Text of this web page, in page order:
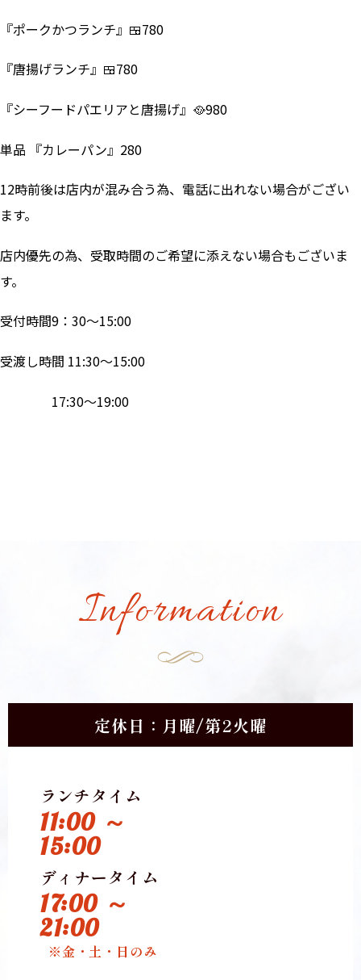
『ポークかつランチ』🍱780
『唐揚げランチ』🍱780
『シーフードパエリアと唐揚げ』🥘980
単品 『カレーパン』280
12時前後は店内が混み合う為、電話に出れない場合がござい
ます。
店内優先の為、受取時間のご希望に添えない場合もございま
す。
受付時間9：30～15:00
受渡し時間 11:30～15:00
17:30～19:00
Information
定休日：月曜/第2火曜
ランチタイム
11:00 ～
15:00
ディナータイム
17:00 ～
21:00
※金・土・日のみ